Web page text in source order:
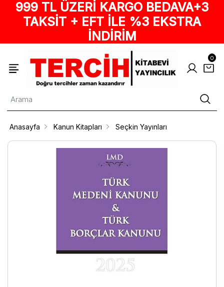
999 TL ÜZERİ KARGO BEDAVA+3
TAKSİT + EFT İLE %3 EKSTRA
İNDİRİM
0
Anasayfa Kanun Kitapları Seçkin Yayınları